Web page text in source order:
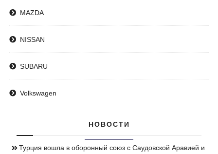
MAZDA
NISSAN
SUBARU
Volkswagen
НОВОСТИ
Турция вошла в оборонный союз с Саудовской Аравией и